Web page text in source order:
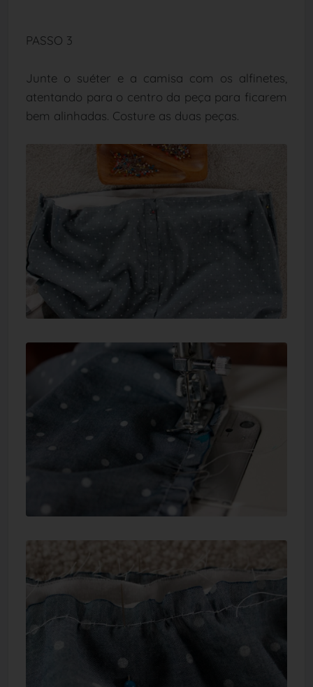
PASSO 3
Junte o suéter e a camisa com os alfinetes,
atentando para o centro da peça para ficarem
bem alinhadas. Costure as duas peças.